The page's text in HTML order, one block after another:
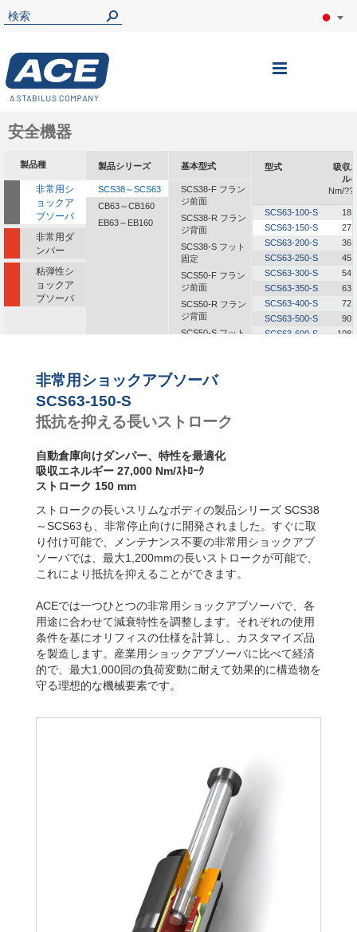
ナ
安全機器
製品種
非常用シ
ョックア
ブソーバ
非常用ダ
ンパー
粘弾性シ
ョックア
ブソーバ
製品シリーズ
SCS38～SCS63
CB63～CB160
EB63～EB160
基本型式
SCS38-F フラン
ジ前面
SCS38-R フラン
ジ背面
SCS38-S フット
固定
SCS50-F フラン
ジ前面
SCS50-R フラン
ジ背面
SCS50-S フット
ジ背面
SCS63-F フラン
ジ前面
型式
吸収
ル
Nm/
SCS63-100-S
SCS63-150-S
SCS63-200-S
SCS63-250-S
SCS63-300-S
SCS63-350-S
SCS63-400-S
SCS63-500-S
SCS63-600-S
非常用ショックアブソーバ
SCS63-150-S
抵抗を抑える長いストローク
自動倉庫向けダンパー、特性を最適化
吸収エネルギー 27,000 Nm/ｽﾄﾛｰｸ
ストローク 150 mm
ストロークの長いスリムなボディの製品シリーズ SCS38
～SCS63も、非常停止向けに開発されました。すぐに取
り付け可能で、メンテナンス不要の非常用ショックアブ
ソーバでは、最大1,200mmの長いストロークが可能で、
これにより抵抗を抑えることができます。
ACEでは一つひとつの非常用ショックアブソーバで、各
用途に合わせて減衰特性を調整します。それぞれの使用
条件を基にオリフィスの仕様を計算し、カスタマイズ品
を製造します。産業用ショックアブソーバに比べて経済
的で、最大1,000回の負荷変動に耐えて効果的に構造物を
守る理想的な機械要素です。